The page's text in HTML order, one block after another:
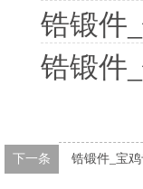
锆锻件
锆锻件
下一条 锆锻件_宝